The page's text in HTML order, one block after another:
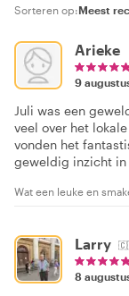
Sorteren op:
Arieke
9
Juli was een
veel over het
vonden het
geweldig inzicht in
Wat een leuke en
Larry
8